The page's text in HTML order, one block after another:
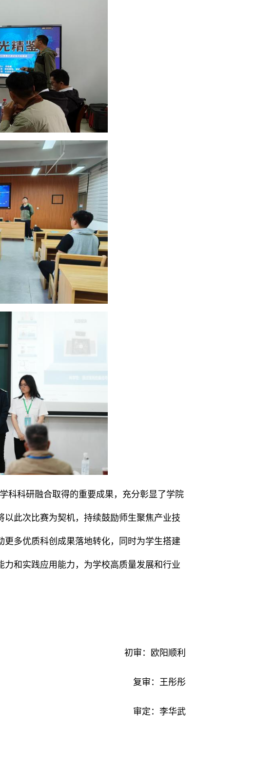
科科研融合取得的重要成果，充分彰显了学院
此次比赛为契机，持续鼓励师生聚焦产业技
多优质科创成果落地转化，同时为学生搭建
和实践应用能力，为学校高质量发展和行业
初审：欧阳顺利
复审：王彤彤
审定：李华武